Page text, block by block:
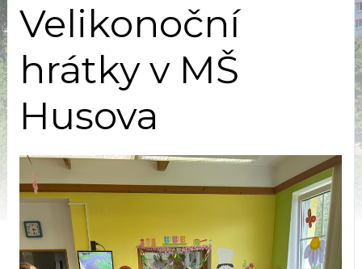
Velikonoční
hrátky v MŠ
Husova